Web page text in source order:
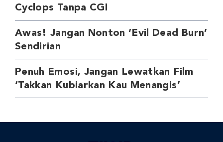
Cyclops Tanpa CGI
Awas! Jangan Nonton ‘Evil Dead Burn’
Sendirian
Penuh Emosi, Jangan Lewatkan Film
‘Takkan Kubiarkan Kau Menangis’